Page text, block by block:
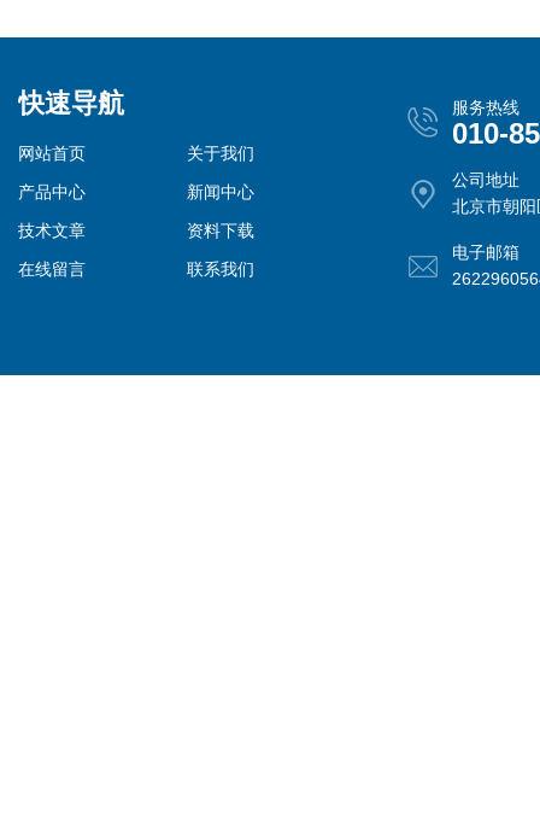
快速导航
网站首页
关于我们
产品中心
新闻中心
技术文章
资料下载
在线留言
联系我们
服务热线
010-
公司地址
北京市朝
电子邮箱